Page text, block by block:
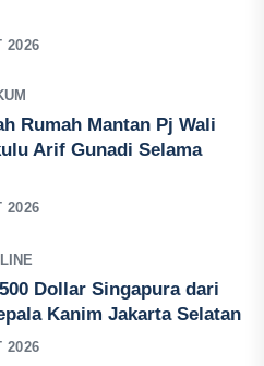
2026
Rumah Mantan Pj Wali
Arif Gunadi Selama
2026
Dollar Singapura dari
Kanim Jakarta Selatan
2026